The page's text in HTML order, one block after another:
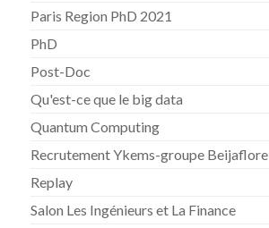
Paris Region PhD 2021
PhD
Post-Doc
Qu'est-ce que le big data
Quantum Computing
Recrutement Ykems-groupe Beijaflore
Replay
Salon Les Ingénieurs et La Finance